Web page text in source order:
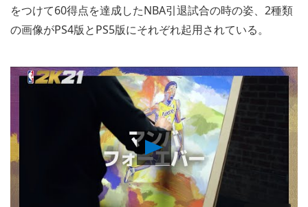
をつけて60得点を達成したNBA引退試合の時の姿、2種類
の画像がPS4版とPS5版にそれぞれ起用されている。
Play
Video